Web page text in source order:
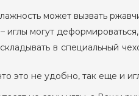
может вызвать
иглы могут
в специальный
это не удобно, так еще и